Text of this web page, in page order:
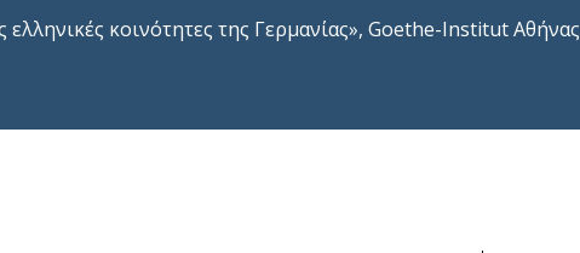
ελληνικές κοινότητες της Γερμανίας», Goethe-Institut Αθήνας